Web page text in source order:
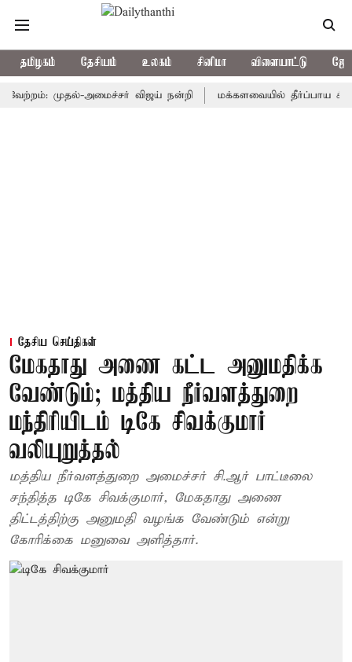
தமிழகம் தேசியம் உலகம் சினிமா விளையாட்டு
முதல்-அமைச்சர் விஜய் நன்றி மக்களவையில் தீர்ப்பாய சீர்திருத்த
தேசிய செய்திகள்
மேகதாது அணை கட்ட அனுமதிக்க
வேண்டும்; மத்திய நீர்வளத்துறை
மந்திரியிடம் டிகே சிவக்குமார்
வலியுறுத்தல்
மத்திய நீர்வளத்துறை அமைச்சர் சி.ஆர் பாட்டீலை
சந்தித்த டிகே சிவக்குமார், மேகதாது அணை
திட்டத்திற்கு அனுமதி வழங்க வேண்டும் என்று
கோரிக்கை மனுவை அளித்தார்.